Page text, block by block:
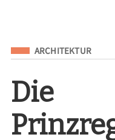
Eingeordnet unter
ARCHITEKTUR
Die